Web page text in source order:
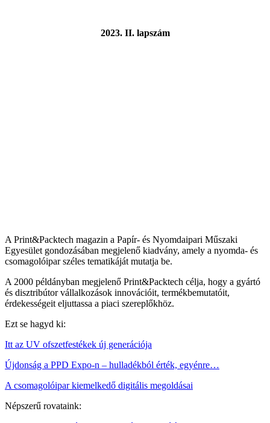
2023. II. lapszám
A Print&Packtech magazin a Papír- és Nyomdaipari Műszaki
Egyesület gondozásában megjelenő kiadvány, amely a nyomda- és
csomagolóipar széles tematikáját mutatja be.
A 2000 példányban megjelenő Print&Packtech célja, hogy a gyártó
és disztribútor vállalkozások innovációit, termékbemutatóit,
érdekességeit eljuttassa a piaci szereplőkhöz.
Ezt se hagyd ki:
Itt az UV ofszetfestékek új generációja
Újdonság a PPD Expo-n – hulladékból érték, egyénre…
A csomagolóipar kiemelkedő digitális megoldásai
Népszerű rovataink: